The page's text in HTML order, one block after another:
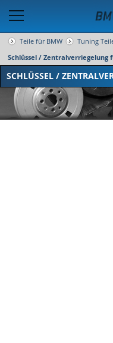
Teile für BMW Tuning
Schlüssel / Zentralverriegelung
SCHLÜSSEL /